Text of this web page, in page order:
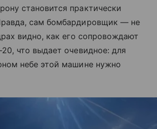
становится практически
сам бомбардировщик — не
видно, как его сопровождают
что выдает очевидное: для
небе этой машине нужно